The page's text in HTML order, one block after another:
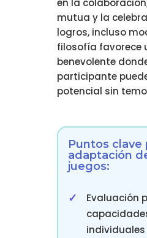
en la
mutua y la
logros, incluso
filosofía favorece
benevolente
participante
potencial sin
Puntos clave
adaptación
juegos:
Evaluación
individuales